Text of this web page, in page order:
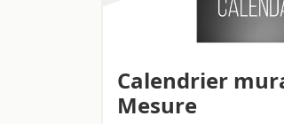
Calendrier
Mesure